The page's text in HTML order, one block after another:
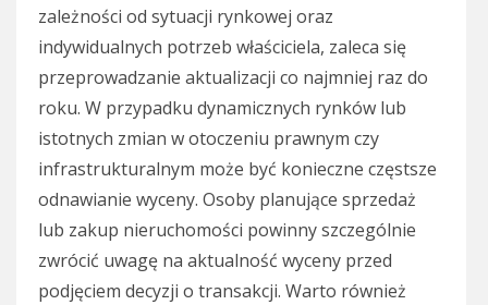
zależności od sytuacji rynkowej oraz
indywidualnych potrzeb właściciela, zaleca się
przeprowadzanie aktualizacji co najmniej raz do
roku. W przypadku dynamicznych rynków lub
istotnych zmian w otoczeniu prawnym czy
infrastrukturalnym może być konieczne częstsze
odnawianie wyceny. Osoby planujące sprzedaż
lub zakup nieruchomości powinny szczególnie
zwrócić uwagę na aktualność wyceny przed
podjęciem decyzji o transakcji. Warto również